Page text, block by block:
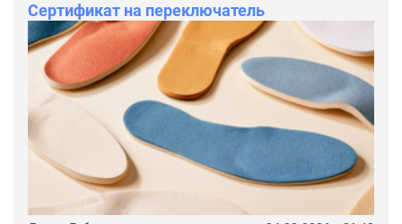
Сертификат на переключатель